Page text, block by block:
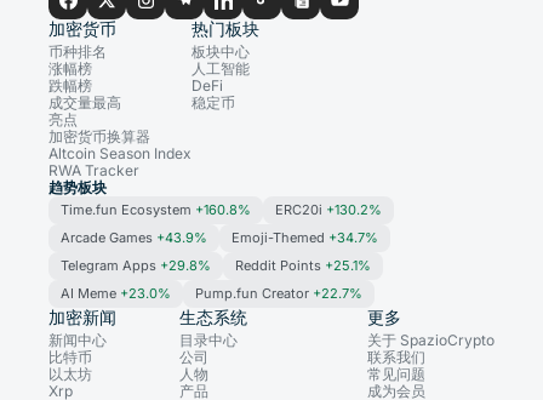
加密货币
币种排名
涨幅榜
跌幅榜
成交量最高
亮点
加密货币换算器
Altcoin Season Index
RWA Tracker
热门板块
板块中心
人工智能
DeFi
稳定币
趋势板块
Time.fun Ecosystem +160.8% ERC20i +130.2%
Arcade Games +43.9% Emoji-Themed +34.7%
Telegram Apps +29.8% Reddit Points +25.1%
AI Meme +23.0% Pump.fun Creator +22.7%
加密新闻
新闻中心
比特币
以太坊
Xrp
生态系统
目录中心
公司
人物
产品
更多
关于 SpazioCrypto
联系我们
常见问题
成为会员